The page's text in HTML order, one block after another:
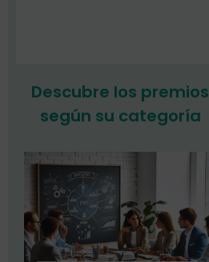
Descubre los premios
según su categoría